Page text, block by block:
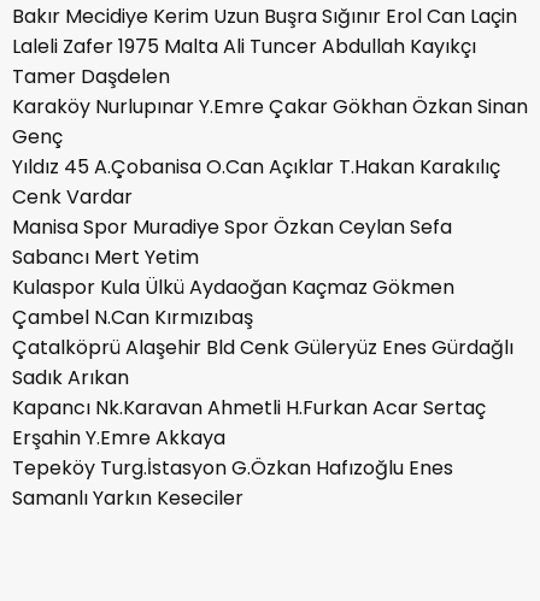
Bakır Mecidiye Kerim Uzun Buşra Sığınır Erol Can Laçin
Laleli Zafer 1975 Malta Ali Tuncer Abdullah Kayıkçı
Tamer Daşdelen
Karaköy Nurlupınar Y.Emre Çakar Gökhan Özkan Sinan
Genç
Yıldız 45 A.Çobanisa O.Can Açıklar T.Hakan Karakılıç
Cenk Vardar
Manisa Spor Muradiye Spor Özkan Ceylan Sefa
Sabancı Mert Yetim
Kulaspor Kula Ülkü Aydaoğan Kaçmaz Gökmen
Çambel N.Can Kırmızıbaş
Çatalköprü Alaşehir Bld Cenk Güleryüz Enes Gürdağlı
Sadık Arıkan
Kapancı Nk.Karavan Ahmetli H.Furkan Acar Sertaç
Erşahin Y.Emre Akkaya
Tepeköy Turg.İstasyon G.Özkan Hafızoğlu Enes
Samanlı Yarkın Keseciler